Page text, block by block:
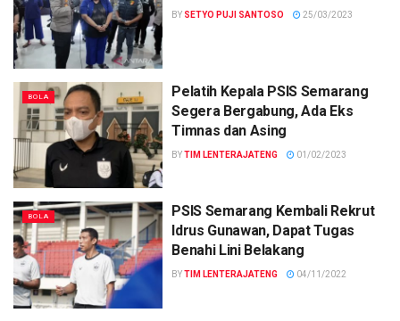
BY SETYO PUJI SANTOSO 25/03/2023
BOLA
Pelatih Kepala PSIS Semarang
Segera Bergabung, Ada Eks
Timnas dan Asing
BYTIM LENTERAJATENG 01/02/2023
BOLA
PSIS Semarang Kembali Rekrut
Idrus Gunawan, Dapat Tugas
Benahi Lini Belakang
BYTIM LENTERAJATENG 04/11/2022